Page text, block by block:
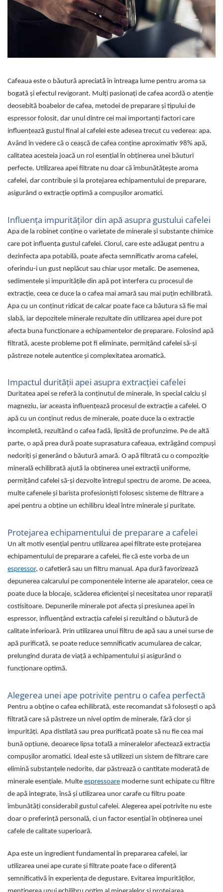
Cafea boabe Vergnano
Cafea boabe Segafredo
Cafea boabe Julius Meinl
Alte branduri cafea
Cafea de specialitate
Cafea proaspat prajita
Cafea Etiopia
Cafea Columbia
Cafea Brazilia
Cafea Guatemala
Cafea Costa Rica
Cafea Rwanda
Cafea Decofeinizata
Capsule de Cafea
Cafea macinata
Sistem de zahar si paleta
Cafeaua este o băutură apreciată în întreaga lume pentru aroma sa
bogată și efectul revigorant. Mulți pasionați de cafea acordă o atenție
deosebită boabelor de cafea, metodei de preparare și tipului de
espressor folosit, dar unul dintre cei mai importanți factori care
influențează gustul final al cafelei este adesea trecut cu vederea: apa.
Având în vedere că o ceașcă de cafea conține aproximativ 98% apă,
calitatea acesteia joacă un rol esențial în obținerea unei băuturi
perfecte. Utilizarea apei filtrate nu doar că îmbunătățește aroma
cafelei, dar contribuie și la protejarea echipamentului de preparare,
asigurând o extracție optimă a compușilor aromatici.
Influența impurităților din apă asupra gustului cafelei
Apa de la robinet conține o varietate de minerale și substanțe chimice
care pot influența gustul cafelei. Clorul, care este adăugat pentru a
dezinfecta apa potabilă, poate afecta semnificativ aroma cafelei,
oferindu-i un gust neplăcut sau chiar ușor metalic. De asemenea,
sedimentele și impuritățile din apă pot interfera cu procesul de
extracție, ceea ce duce la o cafea mai amară sau mai puțin echilibrată.
Apa cu un conținut ridicat de calcar poate face ca băutura să fie mai
slabă, iar depozitele minerale rezultate din utilizarea apei dure pot
afecta buna funcționare a echipamentelor de preparare. Folosind apă
filtrată, aceste probleme pot fi eliminate, permițând cafelei să-și
păstreze notele autentice și complexitatea aromatică.
Impactul durității apei asupra extracției cafelei
Duritatea apei se referă la conținutul de minerale, în special calciu și
magneziu, iar aceasta influențează procesul de extracție a cafelei. O
apă cu un conținut redus de minerale, poate duce la o extracție
incompletă, rezultând o cafea fadă, lipsită de profunzime. Pe de altă
parte, o apă prea dură poate suprasatura cafeaua, extrăgând compuși
nedoriți și generând o băutură amară. O apă filtrată cu o compoziție
minerală echilibrată ajută la obținerea unei extracții uniforme,
permițând cafelei să-și dezvolte întregul spectru de arome. De aceea,
multe cafenele și barista profesioniști folosesc sisteme de filtrare a
apei pentru a obține un echilibru ideal între minerale și puritate.
Protejarea echipamentului de preparare a cafelei
Un alt motiv esențial pentru utilizarea apei filtrate este protejarea
echipamentului de preparare a cafelei, fie că este vorba de un
espressor, o cafetieră sau un filtru manual. Apa dură favorizează
depunerea calcarului pe componentele interne ale aparatelor, ceea ce
poate duce la blocaje, scăderea eficienței și necesitatea unor reparații
costisitoare. Depunerile minerale pot afecta și presiunea apei în
espressor, influențând extracția cafelei și rezultând o băutură de
calitate inferioară. Prin utilizarea unui filtru de apă sau a unei surse de
apă purificată, se poate reduce semnificativ acumularea de calcar,
prelungind durata de viață a echipamentului și asigurând o
funcționare optimă.
Alegerea unei ape potrivite pentru o cafea perfectă
Pentru a obține o cafea echilibrată, este recomandat să folosești o apă
filtrată care să păstreze un nivel optim de minerale, fără clor și
impurități. Apa distilată sau prea purificată poate să nu fie cea mai
bună opțiune, deoarece lipsa totală a mineralelor afectează extracția
compușilor aromatici. Ideal este să utilizezi un sistem de filtrare care
elimină substanțele nedorite, dar păstrează o cantitate moderată de
minerale esențiale. Multe espressoare moderne sunt echipate cu filtre
de apă integrate, însă și utilizarea unor carafe cu filtru poate
îmbunătăți considerabil gustul cafelei. Alegerea apei potrivite nu este
doar o preferință personală, ci un factor esențial în obținerea unei
cafele de calitate superioară.
Apa este un ingredient fundamental în prepararea cafelei, iar
utilizarea unei ape curate și filtrate poate face o diferență
semnificativă în experiența de degustare. Evitarea impurităților,